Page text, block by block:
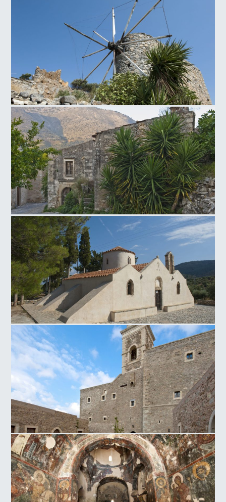
Μύλος Νεάπολης
Παραδοσιακός Βενετικός Οικισμός της Μουρτζανάς
Παναγιά Κρίτσα
Μονή Τοπλού